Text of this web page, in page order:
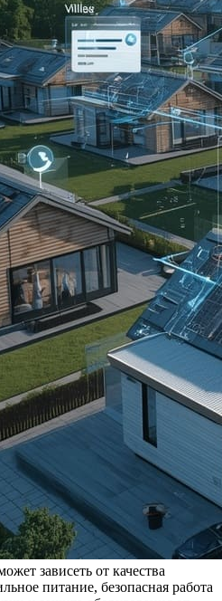
зависеть от качества
питание, безопасная работа